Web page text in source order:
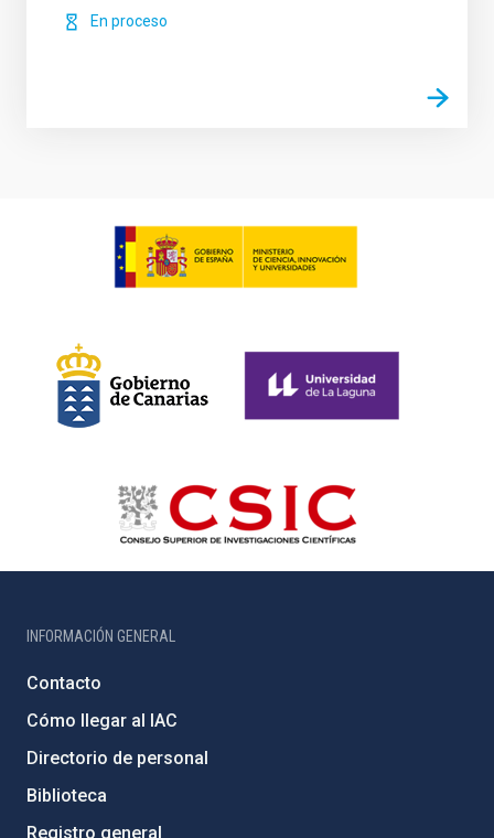
En proceso
INFORMACIÓN GENERAL
Contacto
Cómo llegar al IAC
Directorio de personal
Biblioteca
Registro general